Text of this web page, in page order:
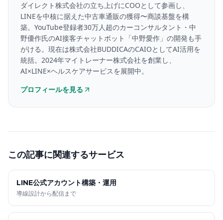
ダイレクト株式会社の立ち上げにCOOとして参画し、
LINEを中核に据えた中古車通販の獲得〜商談基盤を構
築。YouTube登録者30万人超のカーコンサルタント・中
野優作氏のAI接客チャットボット「中野愛作」の開発も手
がける。現在は株式会社BUDDICAのCAIOとしてAI活用を
統括。2024年マイトレーナー株式会社を創業し、
AI×LINE×ヘルスケアサービスを展開中。
プロフィールを見る
この記事に関連するサービス
LINE公式アカウント構築・運用
導線設計から配信まで